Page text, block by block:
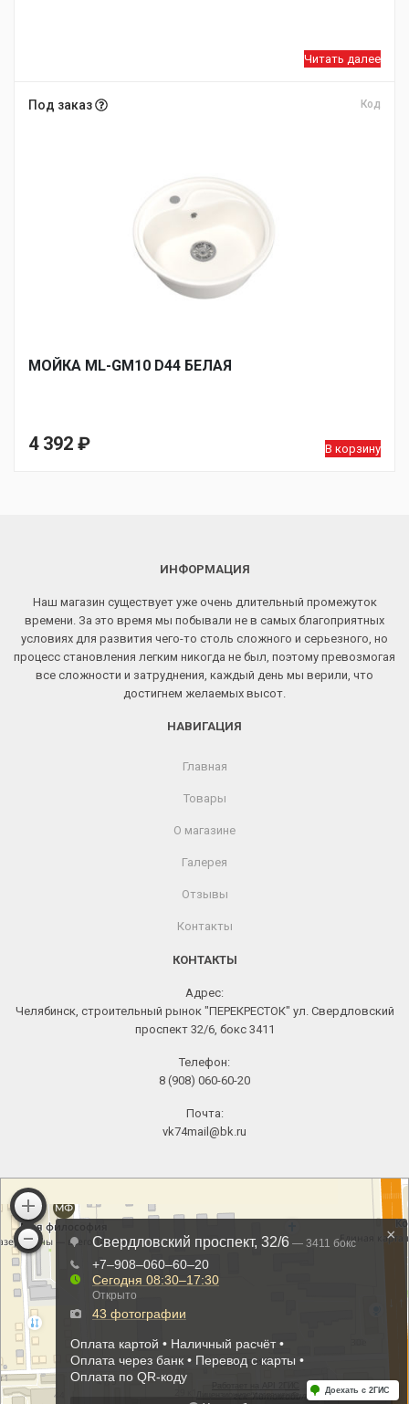
Читать далее
Под заказ Код
МОЙКA ML-GM10 D44 БЕЛАЯ
4 392 ₽ В корзину
ИНФОРМАЦИЯ
Наш магазин существует уже очень длительный промежуток
времени. За это время мы побывали не в самых благоприятных
условиях для развития чего-то столь сложного и серьезного, но
процесс становления легким никогда не был, поэтому превозмогая
все сложности и затруднения, каждый день мы верили, что
достигнем желаемых высот.
НАВИГАЦИЯ
Главная
Товары
О магазине
Галерея
Отзывы
Контакты
КОНТАКТЫ
Адрес:
Челябинск, строительный рынок "ПЕРЕКРЕСТОК" ул. Свердловский
проспект 32/6, бокс 3411
Телефон:
8 (908) 060-60-20
Почта:
vk74mail@bk.ru